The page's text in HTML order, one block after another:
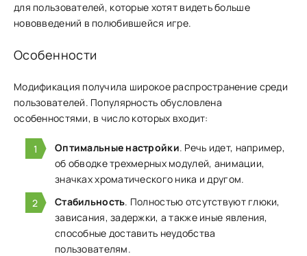
для пользователей, которые хотят видеть больше
нововведений в полюбившейся игре.
Особенности
Модификация получила широкое распространение среди
пользователей. Популярность обусловлена
особенностями, в число которых входит:
Оптимальные настройки. Речь идет, например,
об обводке трехмерных модулей, анимации,
значках хроматического ника и другом.
Стабильность. Полностью отсутствуют глюки,
зависания, задержки, а также иные явления,
способные доставить неудобства
пользователям.